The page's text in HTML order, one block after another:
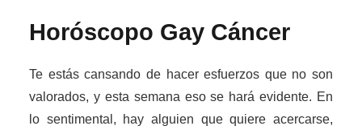
Horóscopo Gay Cáncer
Te estás cansando de hacer esfuerzos que no son
valorados, y esta semana eso se hará evidente. En
lo sentimental, hay alguien que quiere acercarse,